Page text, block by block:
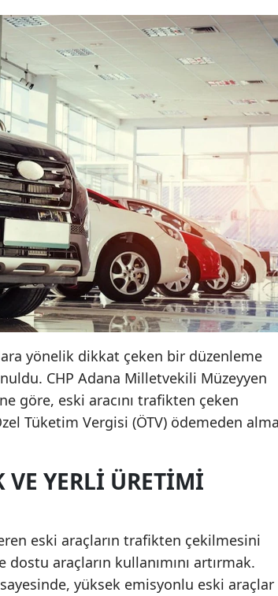
yönelik dikkat çeken bir düzenleme
CHP Adana Milletvekili Müzeyyen
göre, eski aracını trafikten çeken
Tüketim Vergisi (ÖTV) ödemeden
VE YERLI ÜRETIMI
eski araçların trafikten çekilmesini
araçların kullanımını artırmak.
yüksek emisyonlu eski araçlar